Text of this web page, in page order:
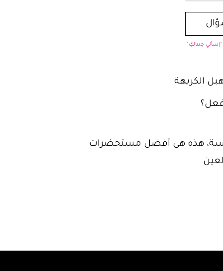
جمالكِ".
الكريهة
هذه هي أفضل مستحضرات